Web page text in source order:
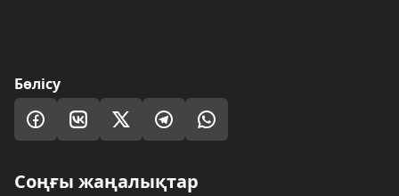
Бөлісу
Соңғы жаңалықтар